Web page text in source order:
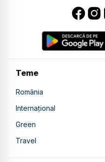
Teme
România
Internațional
Green
Travel